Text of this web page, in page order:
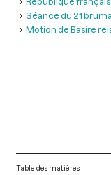
Séance du 21
Motion de Basire
Table des matières